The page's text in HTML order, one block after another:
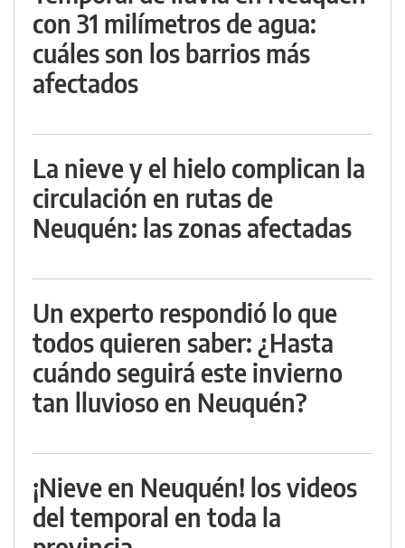
con 31 milímetros de agua:
cuáles son los barrios más
afectados
La nieve y el hielo complican la
circulación en rutas de
Neuquén: las zonas afectadas
Un experto respondió lo que
todos quieren saber: ¿Hasta
cuándo seguirá este invierno
tan lluvioso en Neuquén?
¡Nieve en Neuquén! los videos
del temporal en toda la